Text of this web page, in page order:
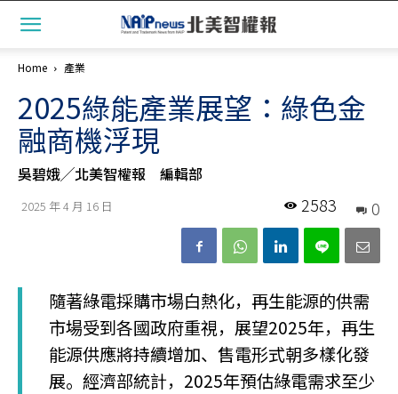
Home 產業
2025綠能產業展望：綠色金
融商機浮現
吳碧娥╱北美智權報 編輯部
2025 年 4 月 16 日 0
2583
隨著綠電採購市場白熱化，再生能源的供需
市場受到各國政府重視，展望2025年，再生
能源供應將持續增加、售電形式朝多樣化發
展。經濟部統計，2025年預估綠電需求至少